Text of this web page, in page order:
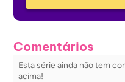
Comentários
Esta série ainda não tem
acima!